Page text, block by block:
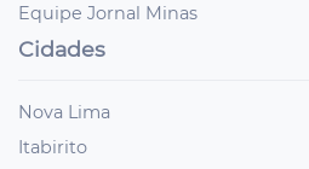
Equipe Jornal Minas
Cidades
Nova Lima
Itabirito